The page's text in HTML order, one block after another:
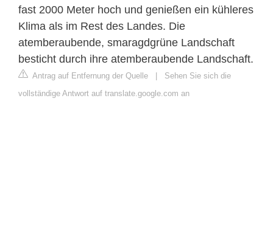
fast 2000 Meter hoch und genießen ein kühleres
Klima als im Rest des Landes. Die
atemberaubende, smaragdgrüne Landschaft
besticht durch ihre atemberaubende Landschaft.
Antrag auf Entfernung der Quelle | Sehen Sie sich die
vollständige Antwort auf translate.google.com an